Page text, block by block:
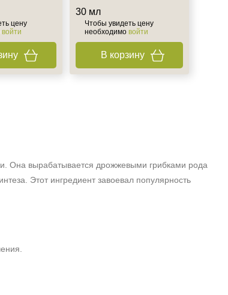
цену
войти
30 мл
Чтобы увидеть цену
необходимо войти
В корзину
Она вырабатывается дрожжевыми грибками рода
Этот ингредиент завоевал популярность